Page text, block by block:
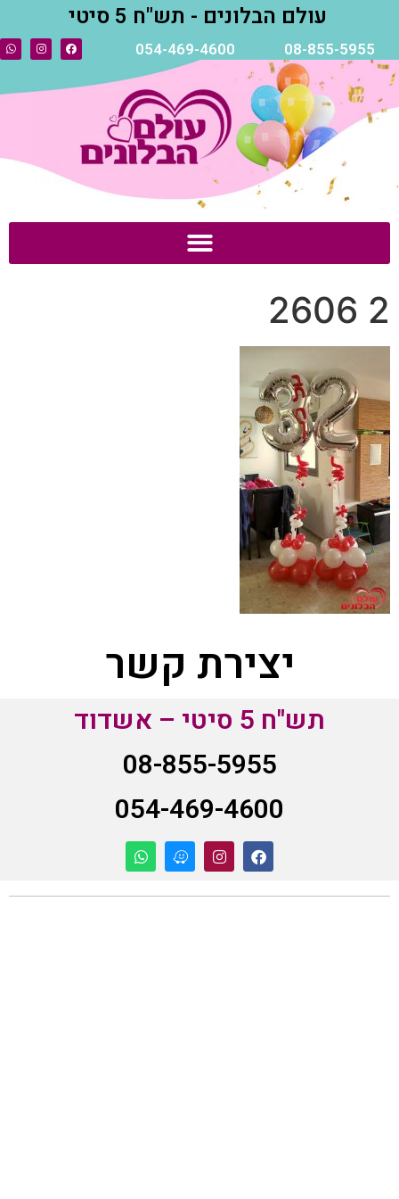
עולם הבלונים - תש"ח 5 סיטי
08-855-5955
054-469-4600
2 2606
יצירת קשר
תש"ח 5 סיטי – אשדוד
08-855-5955
054-469-4600